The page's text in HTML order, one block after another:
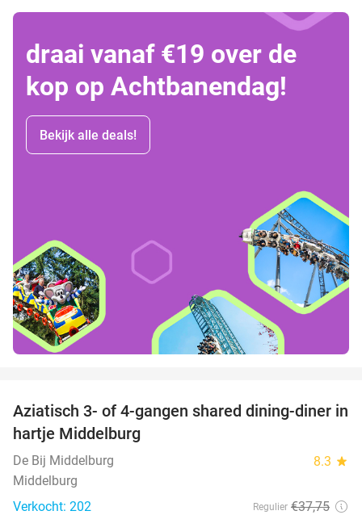
draai vanaf €19 over de
kop op Achtbanendag!
Bekijk alle deals!
36%
Aziatisch 3- of 4-gangen shared dining-diner in
hartje Middelburg
De Bij Middelburg 8.3 star
Middelburg
Verkocht: 202
Regulier €37,75